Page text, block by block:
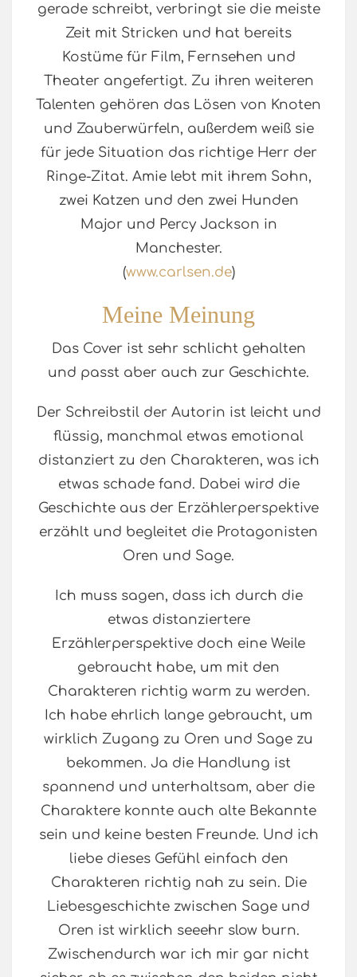
gerade schreibt, verbringt sie die meiste
Zeit mit Stricken und hat bereits
Kostüme für Film, Fernsehen und
Theater angefertigt. Zu ihren weiteren
Talenten gehören das Lösen von Knoten
und Zauberwürfeln, außerdem weiß sie
für jede Situation das richtige Herr der
Ringe-Zitat. Amie lebt mit ihrem Sohn,
zwei Katzen und den zwei Hunden
Major und Percy Jackson in
Manchester.
(www.carlsen.de)
Meine Meinung
Das Cover ist sehr schlicht gehalten
und passt aber auch zur Geschichte.
Der Schreibstil der Autorin ist leicht und
flüssig, manchmal etwas emotional
distanziert zu den Charakteren, was ich
etwas schade fand. Dabei wird die
Geschichte aus der Erzählerperspektive
erzählt und begleitet die Protagonisten
Oren und Sage.
Ich muss sagen, dass ich durch die
etwas distanziertere
Erzählerperspektive doch eine Weile
gebraucht habe, um mit den
Charakteren richtig warm zu werden.
Ich habe ehrlich lange gebraucht, um
wirklich Zugang zu Oren und Sage zu
bekommen. Ja die Handlung ist
spannend und unterhaltsam, aber die
Charaktere konnte auch alte Bekannte
sein und keine besten Freunde. Und ich
liebe dieses Gefühl einfach den
Charakteren richtig nah zu sein. Die
Liebesgeschichte zwischen Sage und
Oren ist wirklich seeehr slow burn.
Zwischendurch war ich mir gar nicht